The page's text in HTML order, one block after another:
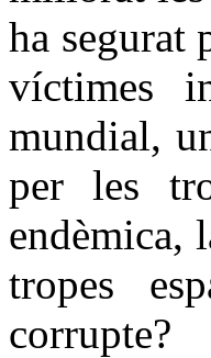
ha segurat
víctimes
mundial,
per les
endèmica,
tropes
corrupte?